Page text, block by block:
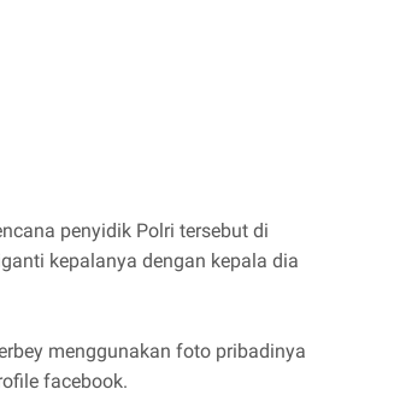
penyidik Polri tersebut di
kepalanya dengan kepala dia
menggunakan foto pribadinya
facebook.